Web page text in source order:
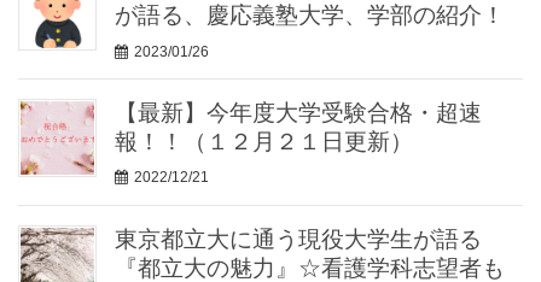
が語る、慶応義塾大学、学部の紹介！
2023/01/26
【最新】今年度大学受験合格・超速
報！！（１２月２１日更新）
2022/12/21
東京都立大に通う現役大学生が語る
『都立大の魅力』☆看護学科志望者も